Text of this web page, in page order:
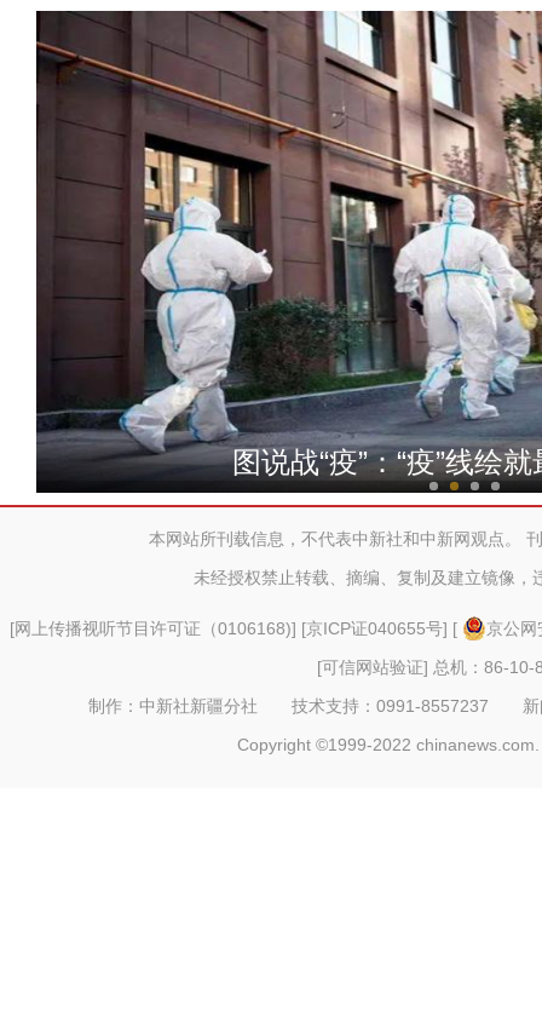
新疆多地保供“面袋子”“
图说战“疫”：“疫”线绘
本网站所刊载信息，不代表中新社和中新网观点。
未经授权禁止转载、摘编、复制及建立镜像，
[网上传播视听节目许可证（0106168)] [京ICP证040655号] [
京公
[可信网站验证] 总机：86-10-
制作：中新社新疆分社 技术支持：0991-8557237
Copyright ©1999-2022